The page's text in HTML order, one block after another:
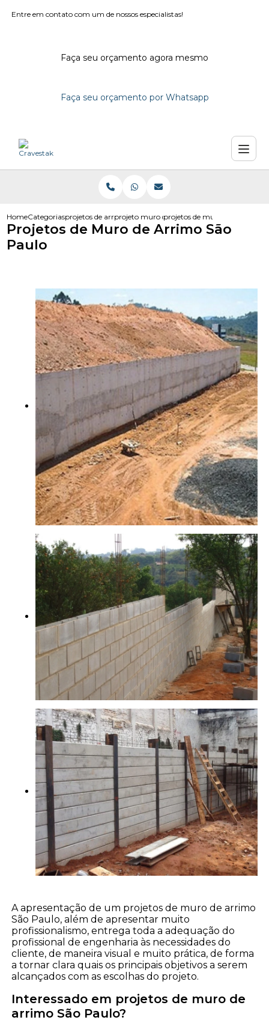
Entre em contato com um de nossos especialistas!
Faça seu orçamento agora mesmo
Faça seu orçamento por Whatsapp
HomeCategoriasprojetos de arrimoprojeto muro de arrimo bloco de concreto
projetos de muro de arrimo
Projetos de Muro de Arrimo São
Paulo
A apresentação de um projetos de muro de arrimo
São Paulo, além de apresentar muito
profissionalismo, entrega toda a adequação do
profissional de engenharia às necessidades do
cliente, de maneira visual e muito prática, de forma
a tornar clara quais os principais objetivos a serem
alcançados com as escolhas do projeto.
Interessado em projetos de muro de
arrimo São Paulo?